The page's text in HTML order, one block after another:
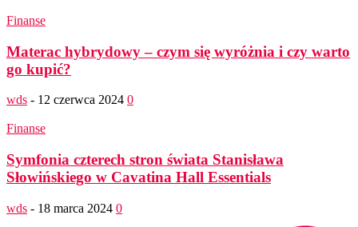
Finanse
Materac hybrydowy – czym się wyróżnia i czy warto
go kupić?
wds - 12 czerwca 2024 0
Finanse
Symfonia czterech stron świata Stanisława
Słowińskiego w Cavatina Hall Essentials
wds - 18 marca 2024 0